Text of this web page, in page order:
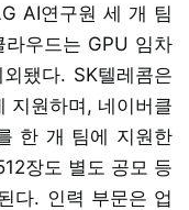
AI연구원 세 개 팀
우드는 GPU 임차
됐다. SK텔레콤은
지원하며, 네이버클
한 개 팀에 지원한
장도 별도 공모 등
다. 인력 부문은 업